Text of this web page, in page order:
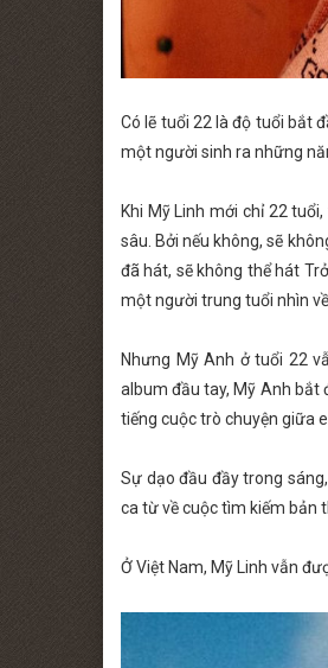
Có lẽ tuổi 22 là độ tuổi bắt
một người sinh ra những
Khi Mỹ Linh mới chỉ 22
sâu. Bởi nếu không, sẽ
đã hát, sẽ không thể hát
một người trung tuổi nhìn
Nhưng Mỹ Anh ở tuổi 22
album đầu tay, Mỹ Anh bắt
tiếng cuộc trò chuyện giữa
Sự dạo đầu đầy trong
ca từ về cuộc tìm kiếm bản
Ở Việt Nam, Mỹ Linh vẫn